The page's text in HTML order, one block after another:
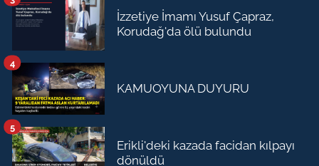
İzzetiye İmamı Yusuf Çapraz,
Korudağ'da ölü bulundu
KAMUOYUNA DUYURU
4
Erikli'deki kazada facidan kılpayı
dönüldü
5